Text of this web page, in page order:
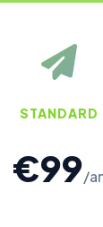
STANDARD
€99/